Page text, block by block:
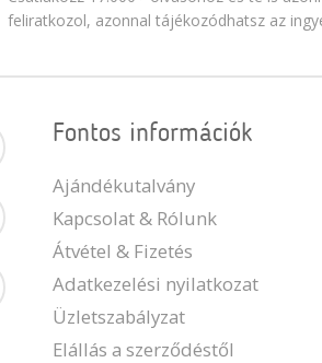
feliratkozol, azonnal tájékozódhatsz az
Fontos információk
Ajándékutalvány
Kapcsolat & Rólunk
Átvétel & Fizetés
Adatkezelési nyilatkozat
Üzletszabályzat
Elállás a szerződéstől